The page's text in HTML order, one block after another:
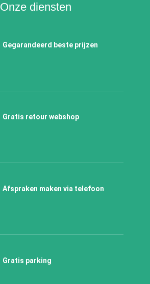
Onze diensten
Gegarandeerd beste prijzen
Gratis retour webshop
Afspraken maken via telefoon
Gratis parking